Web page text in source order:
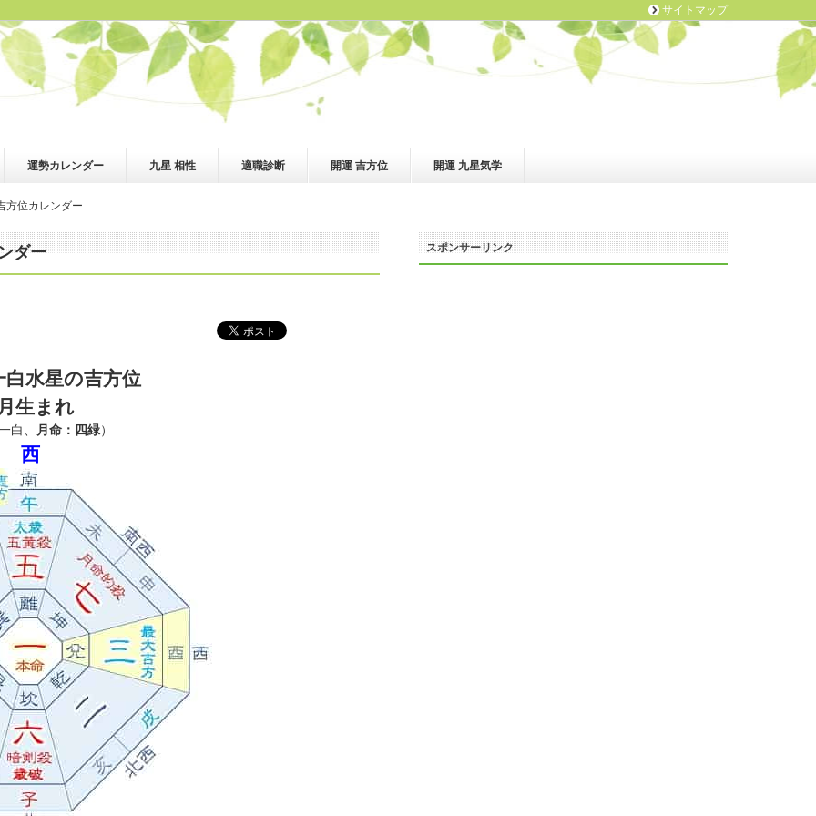
運勢カレンダー 九星 相性 適職診断 開運 吉方位 開運 九星気学
方位カレンダー
ダー
白水星の吉方位
生まれ
白、 月命：四緑）
西
スポンサーリンク
サイトマップ